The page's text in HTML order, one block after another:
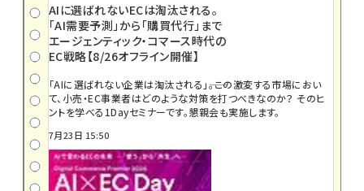
AIに選ばれないECは淘汰される。
「AI需要予測」から「購買代行」まで
エージェンティック・コマース時代の
EC戦略【8/26オフライン開催】
「AIに選ばれない企業は淘汰される」――。この激変する市場におい
て、小売・EC事業者はどのような対策を打つべきなのか？ そのヒ
ントを学べる1Dayセミナーです。懇親会も実施します。
7月23日 15:50